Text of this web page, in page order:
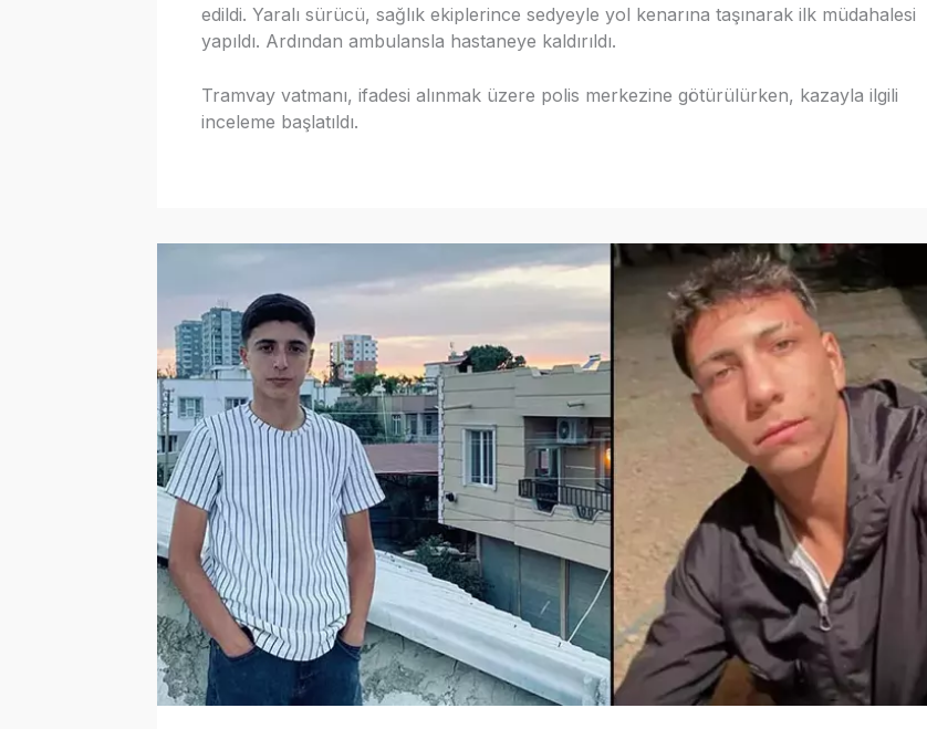
edildi. Yaralı sürücü, sağlık ekiplerince sedyeyle yol kenarına taşınarak ilk müdahalesi
yapıldı. Ardından ambulansla hastaneye kaldırıldı.
Tramvay vatmanı, ifadesi alınmak üzere polis merkezine götürülürken, kazayla ilgili
inceleme başlatıldı.